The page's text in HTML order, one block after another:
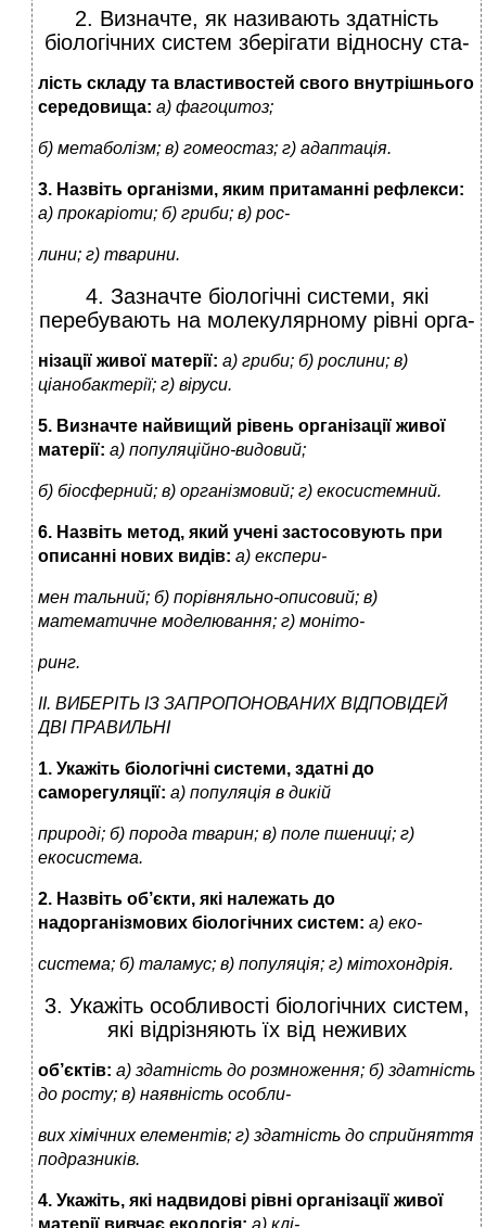
2. Визначте, як називають здатність
біологічних систем зберігати відносну ста-
лість складу та властивостей свого внутрішнього
середовища: а) фагоцитоз;
б) метаболізм; в) гомеостаз; г) адаптація.
3. Назвіть організми, яким притаманні рефлекси:
а) прокаріоти; б) гриби; в) рос-
лини; г) тварини.
4. Зазначте біологічні системи, які
перебувають на молекулярному рівні орга-
нізації живої матерії: а) гриби; б) рослини; в)
ціанобактерії; г) віруси.
5. Визначте найвищий рівень організації живої
матерії: а) популяційно-видовий;
б) біосферний; в) організмовий; г) екосистемний.
6. Назвіть метод, який учені застосовують при
описанні нових видів: а) експери-
мен тальний; б) порівняльно-описовий; в)
математичне моделювання; г) моніто-
ринг.
ІІ. ВИБЕРІТЬ ІЗ ЗАПРОПОНОВАНИХ ВІДПОВІДЕЙ
ДВІ ПРАВИЛЬНІ
1. Укажіть біологічні системи, здатні до
саморегуляції: а) популяція в дикій
природі; б) порода тварин; в) поле пшениці; г)
екосистема.
2. Назвіть об’єкти, які належать до
надорганізмових біологічних систем: а) еко-
система; б) таламус; в) популяція; г) мітохондрія.
3. Укажіть особливості біологічних систем,
які відрізняють їх від неживих
об’єктів: а) здатність до розмноження; б) здатність
до росту; в) наявність особли-
вих хімічних елементів; г) здатність до сприйняття
подразників.
4. Укажіть, які надвидові рівні організації живої